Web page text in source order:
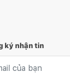
ký nhận tin